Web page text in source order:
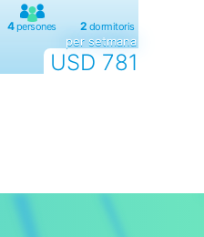
USD 781
per setmana